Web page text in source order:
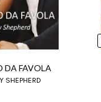
DA FAVOLA
SHEPHERD